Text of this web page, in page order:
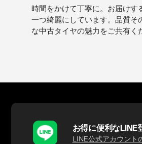
時間をかけて丁寧に。お届けす
一つ綺麗にしています。品質そ
な中古タイヤの魅力をご共有く
お得に便利なLINE
LINE公式アカウント